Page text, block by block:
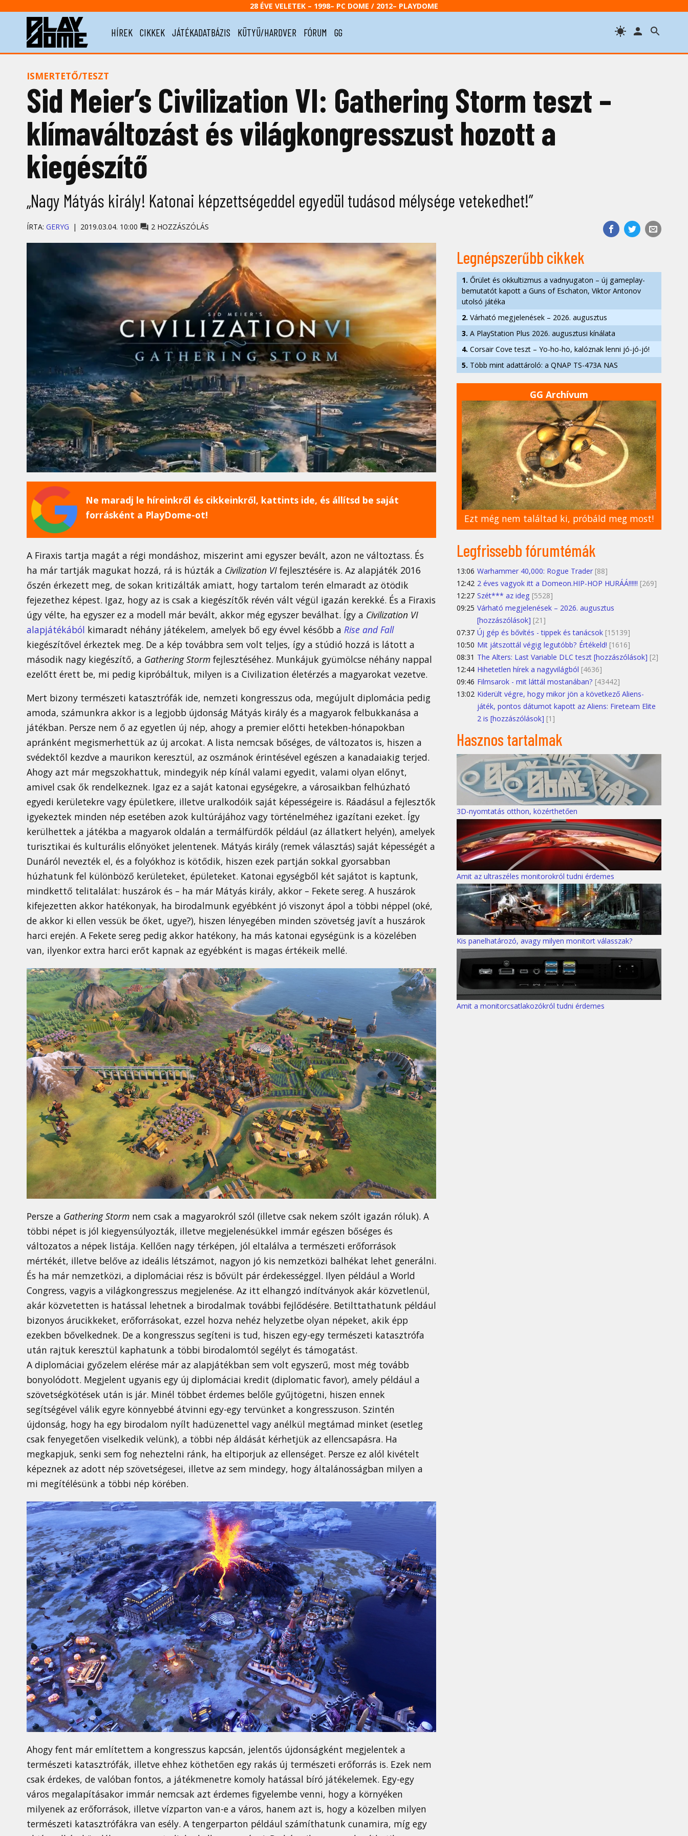
28 ÉVE VELETEK – 1998– PC DOME / 2012– PLAYDOME
HÍREK CIKKEK JÁTÉKADATBÁZIS KÜTYÜ/HARDVER FÓRUM GG
ISMERTETŐ/TESZT
Sid Meier’s Civilization VI: Gathering Storm teszt –
klímaváltozást és világkongresszust hozott a
kiegészítő
„Nagy Mátyás király! Katonai képzettségeddel egyedül tudásod mélysége vetekedhet!”
ÍRTA: GERYG 2019.03.04. 10:00 2 HOZZÁSZÓLÁS
Ne maradj le híreinkről és cikkeinkről, kattints ide, és állítsd be saját
forrásként a PlayDome-ot!
A Firaxis tartja magát a régi mondáshoz, miszerint ami egyszer bevált, azon ne változtass. És
ha már tartják magukat hozzá, rá is húzták a Civilization VI fejlesztésére is. Az alapjáték 2016
őszén érkezett meg, de sokan kritizálták amiatt, hogy tartalom terén elmaradt az ötödik
fejezethez képest. Igaz, hogy az is csak a kiegészítők révén vált végül igazán kerekké. És a Firaxis
úgy vélte, ha egyszer ez a modell már bevált, akkor még egyszer beválhat. Így a Civilization VI
alapjátékából kimaradt néhány játékelem, amelyek bő egy évvel később a Rise and Fall
kiegészítővel érkeztek meg. De a kép továbbra sem volt teljes, így a stúdió hozzá is látott a
második nagy kiegészítő, a Gathering Storm fejlesztéséhez. Munkájuk gyümölcse néhány nappal
ezelőtt érett be, mi pedig kipróbáltuk, milyen is a Civilization életérzés a magyarokat vezetve.
Mert bizony természeti katasztrófák ide, nemzeti kongresszus oda, megújult diplomácia pedig
amoda, számunkra akkor is a legjobb újdonság Mátyás király és a magyarok felbukkanása a
játékban. Persze nem ő az egyetlen új nép, ahogy a premier előtti hetekben-hónapokban
apránként megismerhettük az új arcokat. A lista nemcsak bőséges, de változatos is, hiszen a
svédektől kezdve a maurikon keresztül, az oszmánok érintésével egészen a kanadaiakig terjed.
Ahogy azt már megszokhattuk, mindegyik nép kínál valami egyedit, valami olyan előnyt,
amivel csak ők rendelkeznek. Igaz ez a saját katonai egységekre, a városaikban felhúzható
egyedi kerületekre vagy épületkere, illetve uralkodóik saját képességeire is. Ráadásul a fejlesztők
igyekeztek minden nép esetében azok kultúrájához vagy történelméhez igazítani ezeket. Így
kerülhettek a játékba a magyarok oldalán a termálfürdők például (az állatkert helyén), amelyek
turisztikai és kulturális előnyöket jelentenek. Mátyás király (remek választás) saját képességét a
Dunáról nevezték el, és a folyókhoz is kötődik, hiszen ezek partján sokkal gyorsabban
húzhatunk fel különböző kerületeket, épületeket. Katonai egységből két sajátot is kaptunk,
mindkettő telitalálat: huszárok és – ha már Mátyás király, akkor – Fekete sereg. A huszárok
kifejezetten akkor hatékonyak, ha birodalmunk egyébként jó viszonyt ápol a többi néppel (oké,
de akkor ki ellen vessük be őket, ugye?), hiszen lényegében minden szövetség javít a huszárok
harci erején. A Fekete sereg pedig akkor hatékony, ha más katonai egységünk is a közelében
van, ilyenkor extra harci erőt kapnak az egyébként is magas értékeik mellé.
Persze a Gathering Storm nem csak a magyarokról szól (illetve csak nekem szólt igazán róluk). A
többi népet is jól kiegyensúlyozták, illetve megjelenésükkel immár egészen bőséges és
változatos a népek listája. Kellően nagy térképen, jól eltalálva a természeti erőforrások
mértékét, illetve belőve az ideális létszámot, nagyon jó kis nemzetközi balhékat lehet generálni.
És ha már nemzetközi, a diplomáciai rész is bővült pár érdekességgel. Ilyen például a World
Congress, vagyis a világkongresszus megjelenése. Az itt elhangzó indítványok akár közvetlenül,
akár közvetetten is hatással lehetnek a birodalmak további fejlődésére. Betilttathatunk például
bizonyos árucikkeket, erőforrásokat, ezzel hozva nehéz helyzetbe olyan népeket, akik épp
ezekben bővelkednek. De a kongresszus segíteni is tud, hiszen egy-egy természeti katasztrófa
után rajtuk keresztül kaphatunk a többi birodalomtól segélyt és támogatást.
A diplomáciai győzelem elérése már az alapjátékban sem volt egyszerű, most még tovább
bonyolódott. Megjelent ugyanis egy új diplomáciai kredit (diplomatic favor), amely például a
szövetségkötések után is jár. Minél többet érdemes belőle gyűjtögetni, hiszen ennek
segítségével válik egyre könnyebbé átvinni egy-egy tervünket a kongresszuson. Szintén
újdonság, hogy ha egy birodalom nyílt hadüzenettel vagy anélkül megtámad minket (esetleg
csak fenyegetően viselkedik velünk), a többi nép áldását kérhetjük az ellencsapásra. Ha
megkapjuk, senki sem fog neheztelni ránk, ha eltiporjuk az ellenséget. Persze ez alól kivételt
képeznek az adott nép szövetségesei, illetve az sem mindegy, hogy általánosságban milyen a
mi megítélésünk a többi nép körében.
Ahogy fent már említettem a kongresszus kapcsán, jelentős újdonságként megjelentek a
természeti katasztrófák, illetve ehhez köthetően egy rakás új természeti erőforrás is. Ezek nem
csak érdekes, de valóban fontos, a játékmenetre komoly hatással bíró játékelemek. Egy-egy
város megalapításakor immár nemcsak azt érdemes figyelembe venni, hogy a környéken
milyenek az erőforrások, illetve vízparton van-e a város, hanem azt is, hogy a közelben milyen
természeti katasztrófákra van esély. A tengerparton például számíthatunk cunamira, míg egy
Legnépszerűbb cikkek
1. Őrület és okkultizmus a vadnyugaton – új gameplay-
bemutatót kapott a Guns of Eschaton, Viktor Antonov
utolsó játéka
2. Várható megjelenések – 2026. augusztus
3. A PlayStation Plus 2026. augusztusi kínálata
4. Corsair Cove teszt – Yo-ho-ho, kalóznak lenni jó-jó-jó!
5. Több mint adattároló: a QNAP TS-473A NAS
GG Archívum
Ezt még nem találtad ki, próbáld meg most!
Legfrissebb fórumtémák
13:06 Warhammer 40,000: Rogue Trader [88]
12:42 2 éves vagyok itt a Domeon.HIP-HOP HURÁÁ!!!!!! [269]
12:27 Szét*** az ideg [5528]
09:25 Várható megjelenések – 2026. augusztus
[hozzászólások] [21]
07:37 Új gép és bővítés - tippek és tanácsok [15139]
10:50 Mit játszottál végig legutóbb? Értékeld! [1616]
08:31 The Alters: Last Variable DLC teszt [hozzászólások] [2]
12:44 Hihetetlen hírek a nagyvilágból [4636]
09:46 Filmsarok - mit láttál mostanában? [43442]
13:02 Kiderült végre, hogy mikor jön a következő Aliens-
játék, pontos dátumot kapott az Aliens: Fireteam Elite
2 is [hozzászólások] [1]
Hasznos tartalmak
3D-nyomtatás otthon, közérthetően
Amit az ultraszéles monitorokról tudni érdemes
Kis panelhatározó, avagy milyen monitort válasszak?
Amit a monitorcsatlakozókról tudni érdemes